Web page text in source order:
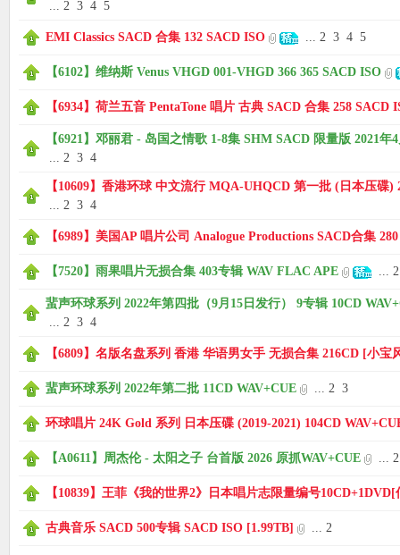
... 2 3 4 5
EMI Classics SACD 合集 132 SACD ISO ... 2 3 4 5
【6102】维纳斯 Venus VHGD 001-VHGD 366 365 SACD ISO
【6934】荷兰五音 PentaTone 唱片 古典 SACD 合集 258 SACD
【6921】邓丽君 - 岛国之情歌 1-8集 SHM SACD 限量版 2021年
... 2 3 4
【10609】香港环球 中文流行 MQA-UHQCD 第一批 (日本压碟)
... 2 3 4
【6989】美国AP 唱片公司 Analogue Productions SACD合集
【7520】雨果唱片无损合集 403专辑 WAV FLAC APE ... 2
蜚声环球系列 2022年第四批（9月15日发行） 9专辑 10CD
... 2 3 4
【6809】名版名盘系列 香港 华语男女手 无损合集 216CD [小宝
蜚声环球系列 2022年第二批 11CD WAV+CUE ... 2 3
环球唱片 24K Gold 系列 日本压碟 (2019-2021) 104CD
【A0611】周杰伦 - 太阳之子 台首版 2026 原抓WAV+CUE ... 2
【10839】王菲《我的世界2》日本唱片志限量编号
古典音乐 SACD 500专辑 SACD ISO [1.99TB] ... 2